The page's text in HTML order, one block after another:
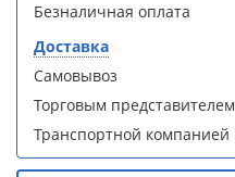
Душевое
ограждение
WELTWASSER
WW500 С
100/159
1000х1000х1590
мм без поддона
(витрина)
Душевое
ограждение
WELTWASSER
WW500 С
100/159
1000х1000х1590
мм без поддона
(витрина)
Безналичная оплата
Доставка
Самовывоз
Торговым представителем
Транспортной компанией